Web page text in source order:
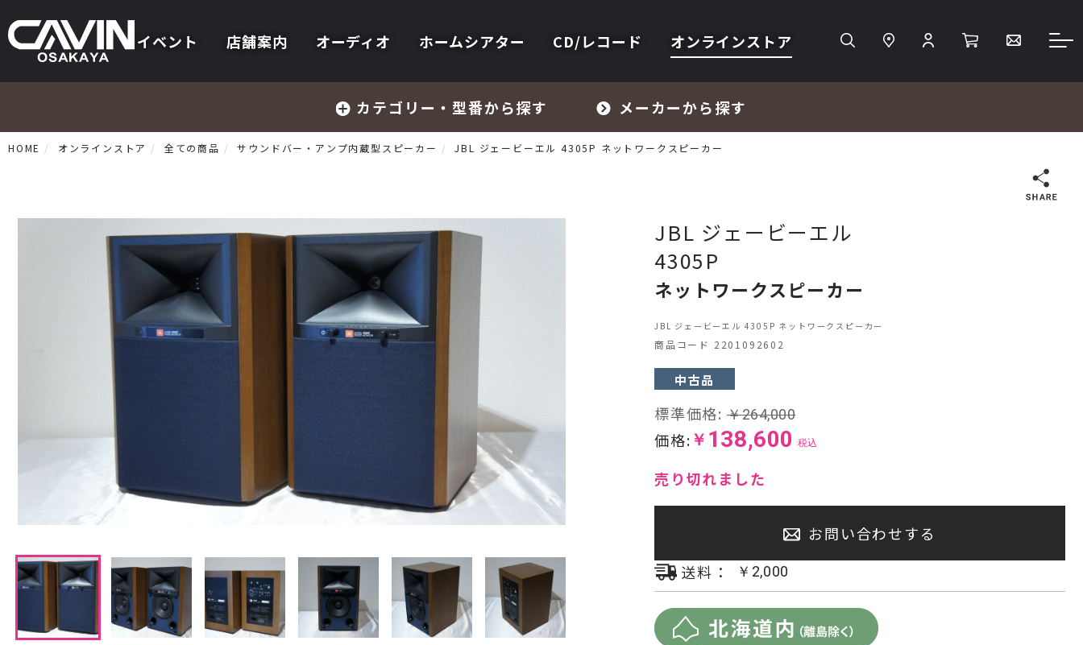
イベント 店舗案内 オーディオ ホームシアター CD/レコード オンラインストア
カテゴリー・型番から探す メーカーから探す
プリメインアンプ
CDプレーヤー・レシーバー
ネットワークプレーヤー・D/Aコンバーター
レコードプレーヤー
フォノイコライザー・MCトランス
スピーカー
オーディオアクセサリー
オーディオその他
ＴＶ・レコーダー・プレーヤー
HOME オンラインストア 全ての商品 サウンドバー・アンプ内蔵型スピーカー JBL ジェービーエル 4305P ネットワークスピーカー
JBL ジェービーエル
4305P
ネットワークスピーカー
JBL ジェービーエル 4305P ネットワークスピーカー
商品コード 2201092602
中古品
標準価格: ￥264,000
価格: ￥ 138,600 税込
売り切れました
お問い合わせする
送料：
￥ 2,000